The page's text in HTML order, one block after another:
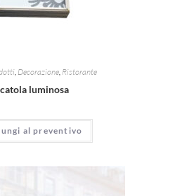
, Decorazione, Ristorante
luminosa
al preventivo